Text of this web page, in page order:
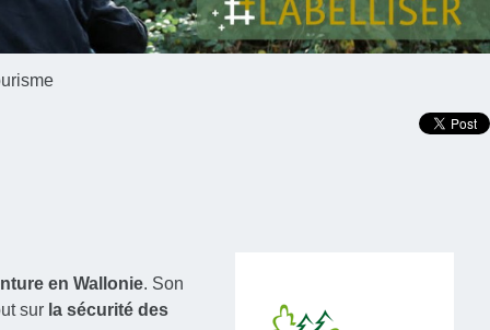
en Wallonie. Son
sur la sécurité des